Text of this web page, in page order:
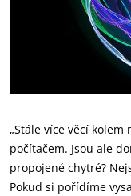
„Stále více věcí
počítačem. Jsou ale
propojené chytré?
Pokud si pořídíme